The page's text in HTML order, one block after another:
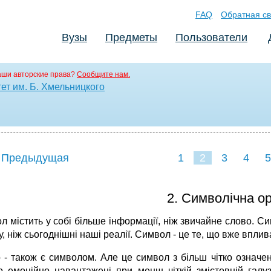
FAQ Обратная
Вузы Предметы Пользователи
авторские права? Сообщите нам.
им. Б. Хмельницкого
1 2 3 4 5
2. Символічна
містить у собі більше інформації, ніж звичайне слово.
ніж сьогоднішні наші реалії. Символ - це те, що вже
також є символом. Але це символ з більш чітко